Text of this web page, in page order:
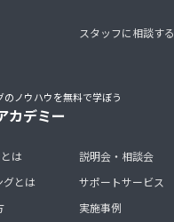
スタッフに相談する
ノウハウを無料で学ぼう
カデミー
は
グとは
説明会・相談会
サポートサービス
実施事例